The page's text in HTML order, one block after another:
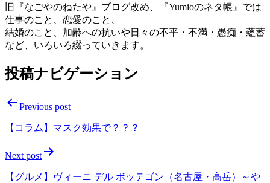
旧『なごやのねたや』ブログ改め、『Yumioのネタ帳』では
仕事のこと、恋愛のこと、
結婚のこと、加齢への抗いや日々の不平・不満・愚痴・蘊蓄
など、いろいろ綴っていきます。
投稿ナビゲーション
Previous post
【コラム】マスク効果で？？？
Next post
【グルメ】ヴィーニ デル ボッテゴン（名古屋・高岳）～や